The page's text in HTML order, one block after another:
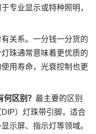
专业显示或特种照明，
关系。一分钱一分货的
珠通常意味着更优质的
用寿命，光衰控制也更
区别？ 最主要的区别
）灯珠带引脚，适合
示屏、指示灯等领域。